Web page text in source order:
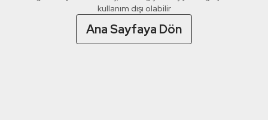
kullanım dışı olabilir
Ana Sayfaya Dön